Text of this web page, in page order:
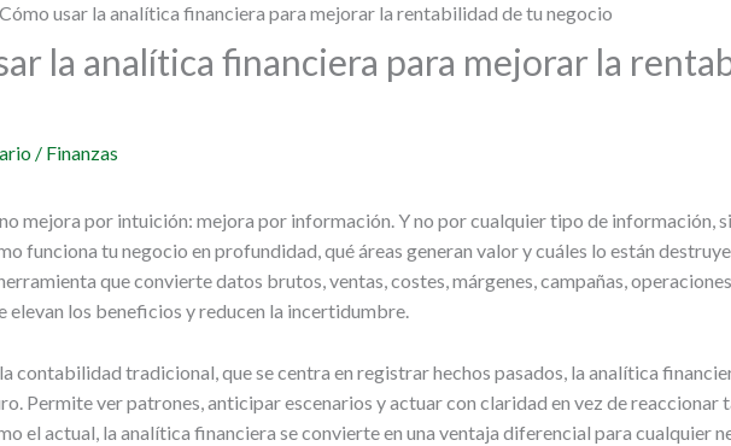
Cómo usar la analítica financiera para mejorar la rentabilidad de tu negocio
la analítica financiera para mejorar la
/ Finanzas
mejora por intuición: mejora por información. Y no por cualquier tipo de información,
funciona tu negocio en profundidad, qué áreas generan valor y cuáles lo están
que convierte datos brutos, ventas, costes, márgenes, campañas,
elevan los beneficios y reducen la incertidumbre.
contabilidad tradicional, que se centra en registrar hechos pasados, la analítica
Permite ver patrones, anticipar escenarios y actuar con claridad en vez de reaccionar
el actual, la analítica financiera se convierte en una ventaja diferencial para cualquier